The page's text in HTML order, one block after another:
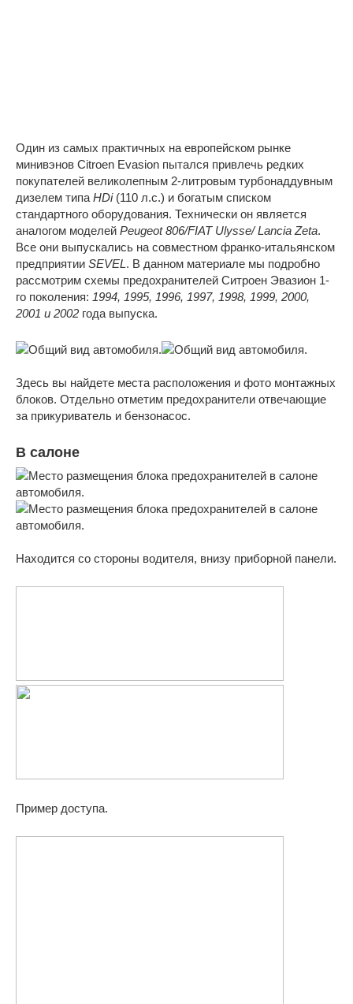
Один из самых практичных на европейском рынке
минивэнов Citroen Evasion пытался привлечь редких
покупателей великолепным 2-литровым турбонаддувным
дизелем типа HDi(110 л.с.) и богатым списком
стандартного оборудования. Технически он является
аналогом моделей Peugeot 806/FIAT Ulysse/ Lancia Zeta.
Все они выпускались на совместном франко-итальянском
предприятии SEVEL. В данном материале мы подробно
рассмотрим схемы предохранителей Ситроен Эвазион 1-
го поколения: 1994, 1995, 1996, 1997, 1998, 1999, 2000,
2001 и 2002 года выпуска.
Здесь вы найдете места расположения и фото монтажных
блоков. Отдельно отметим предохранители отвечающие
за прикуриватель и бензонасос.
В салоне
Находится со стороны водителя, внизу приборной панели.
Пример доступа.